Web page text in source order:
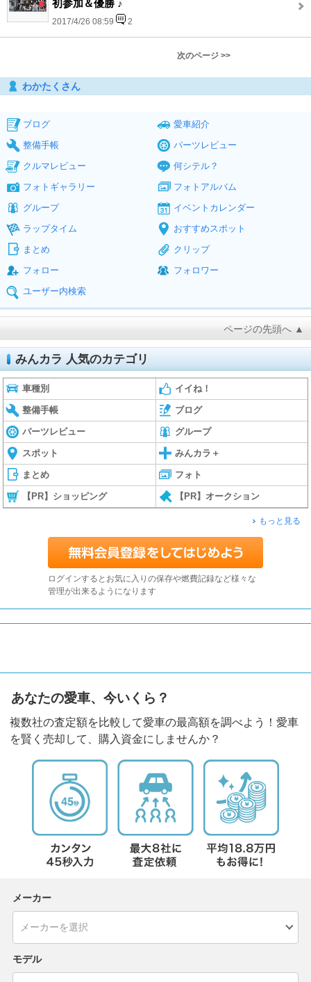
初参加＆優勝 ♪
2017/4/26 08:59 2
次のページ >>
わかたくさん
ブログ
愛車紹介
整備手帳
パーツレビュー
クルマレビュー
何シテル？
フォトギャラリー
フォトアルバム
グループ
イベントカレンダー
ラップタイム
おすすめスポット
まとめ
クリップ
フォロー
フォロワー
ユーザー内検索
ページの先頭へ ▲
みんカラ 人気のカテゴリ
車種別 イイね！
整備手帳 ブログ
パーツレビュー グループ
スポット みんカラ＋
まとめ フォト
【PR】ショッピング 【PR】オークション
もっと見る
ログインするとお気に入りの保存や燃費記録など様々な
管理が出来るようになります
あなたの愛車、今いくら？
複数社の査定額を比較して愛車の最高額を調べよう！愛車
を賢く売却して、購入資金にしませんか？
メーカー
モデル